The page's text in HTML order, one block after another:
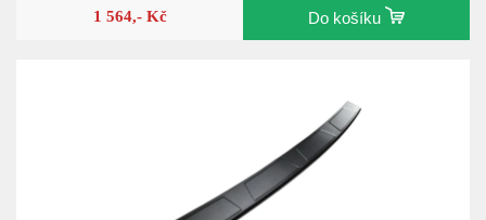
1 564,- Kč Do košíku